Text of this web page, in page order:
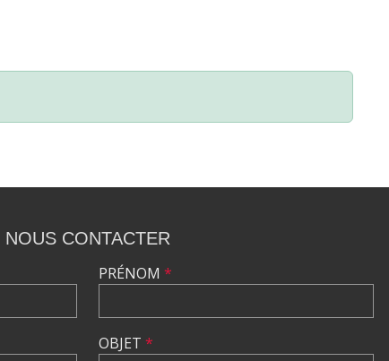
NOUS CONTACTER
PRÉNOM *
OBJET *